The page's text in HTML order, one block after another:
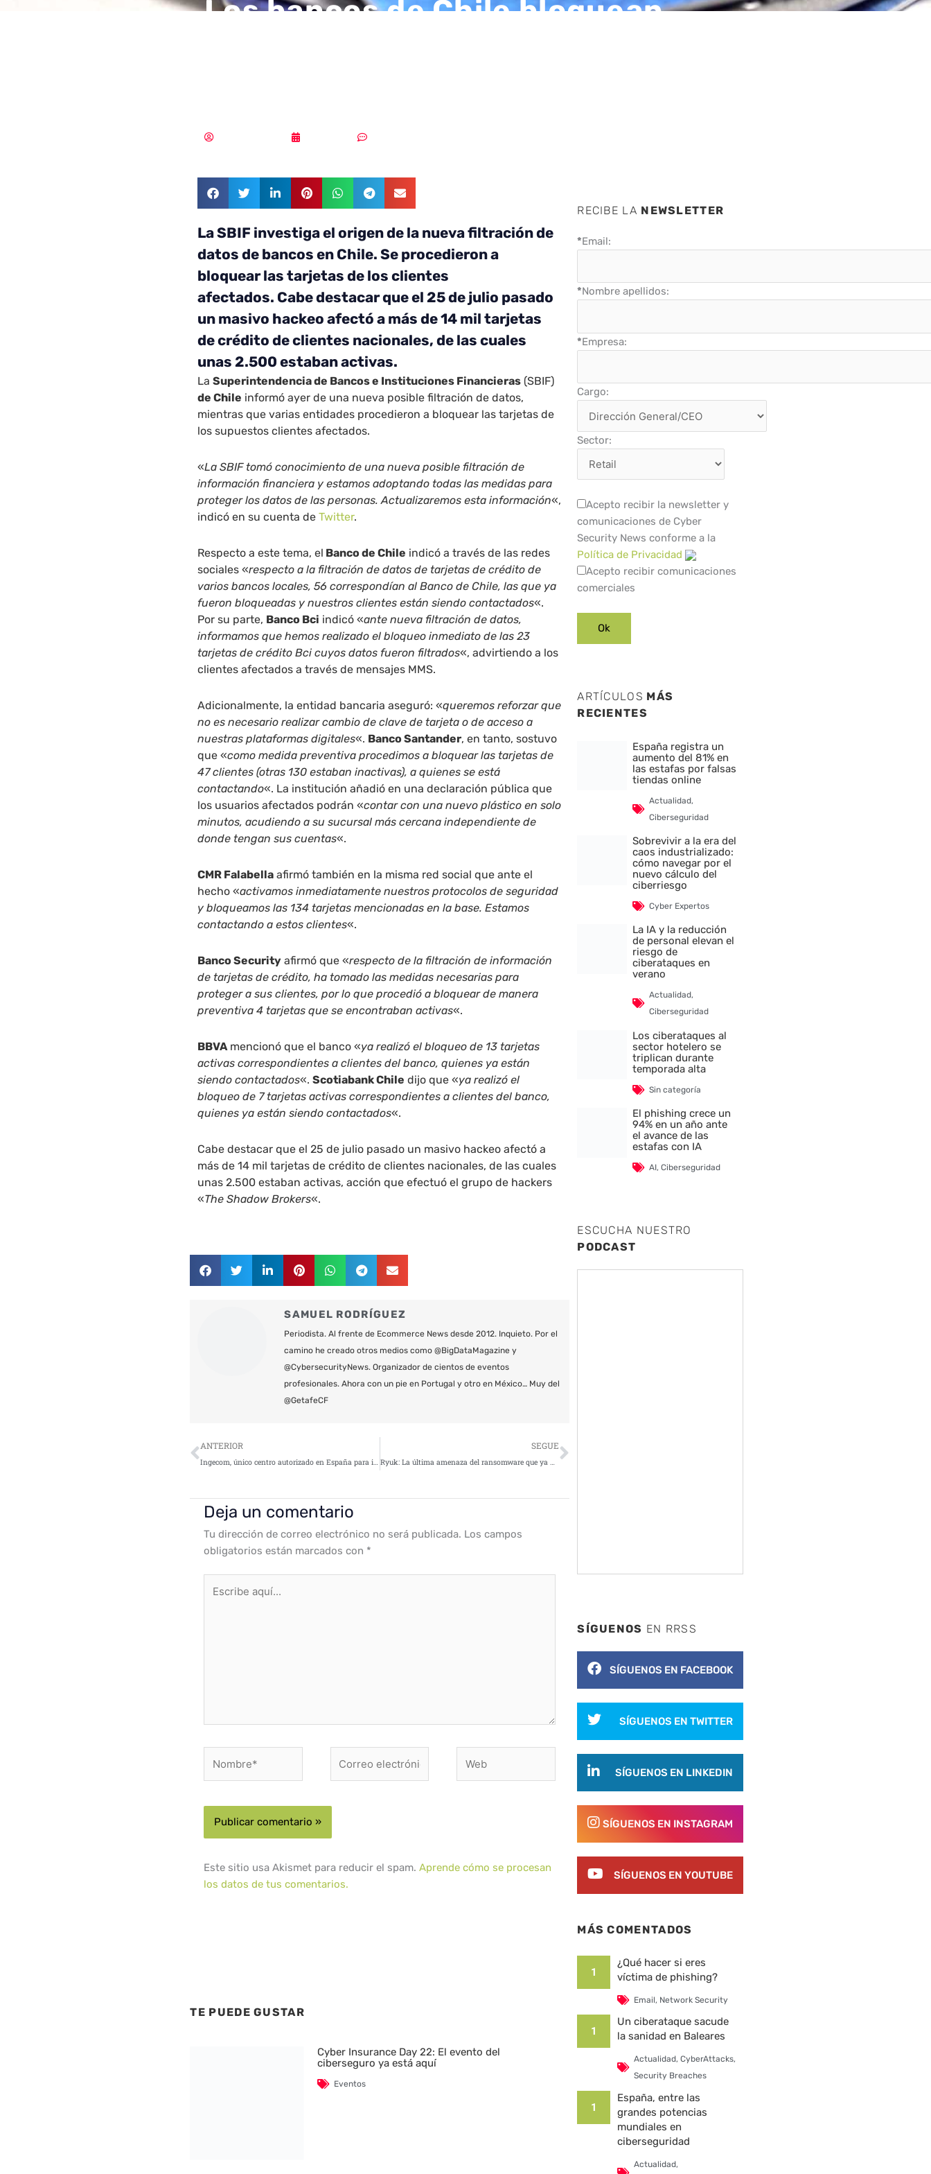
Los bancos de Chile bloquean
La SBIF investiga el origen de la nueva filtración de
datos de bancos en Chile. Se procedieron a
bloquear las tarjetas de los clientes
afectados. Cabe destacar que el 25 de julio pasado
un masivo hackeo afectó a más de 14 mil tarjetas
de crédito de clientes nacionales, de las cuales
unas 2.500 estaban activas.
LaSuperintendencia de Bancos e Instituciones Financieras (SBIF)
de Chile informó ayer de una nueva posible filtración de datos,
mientras que varias entidades procedieron a bloquear las tarjetas de
los supuestos clientes afectados.
«La SBIF tomó conocimiento de una nueva posible filtración de
información financiera y estamos adoptando todas las medidas para
proteger los datos de las personas. Actualizaremos esta información«,
indicó en su cuenta deTwitter.
Respecto a este tema, el Banco de Chile indicó a través de las redes
sociales «respecto a la filtración de datos de tarjetas de crédito de
varios bancos locales, 56 correspondían al Banco de Chile, las que ya
fueron bloqueadas y nuestros clientes están siendo contactados«.
Por su parte, Banco Bci indicó «ante nueva filtración de datos,
informamos que hemos realizado el bloqueo inmediato de las 23
tarjetas de crédito Bci cuyos datos fueron filtrados«, advirtiendo a los
clientes afectados a través de mensajes MMS.
Adicionalmente, la entidad bancaria aseguró: «queremos reforzar que
no es necesario realizar cambio de clave de tarjeta o de acceso a
nuestras plataformas digitales«. Banco Santander, en tanto, sostuvo
que «como medida preventiva procedimos a bloquear las tarjetas de
47 clientes (otras 130 estaban inactivas), a quienes se está
contactando«. La institución añadió en una declaración pública que
los usuarios afectados podrán «contar con una nuevo plástico en solo
minutos, acudiendo a su sucursal más cercana independiente de
donde tengan sus cuentas«.
CMR Falabella afirmó también en la misma red social que ante el
hecho «activamos inmediatamente nuestros protocolos de seguridad
y bloqueamos las 134 tarjetas mencionadas en la base. Estamos
contactando a estos clientes«.
Banco Security afirmó que «respecto de la filtración de información
de tarjetas de crédito, ha tomado las medidas necesarias para
proteger a sus clientes, por lo que procedió a bloquear de manera
preventiva 4 tarjetas que se encontraban activas«.
BBVA mencionó que el banco «ya realizó el bloqueo de 13 tarjetas
activas correspondientes a clientes del banco, quienes ya están
siendo contactados«.Scotiabank Chile dijo que «ya realizó el
bloqueo de 7 tarjetas activas correspondientes a clientes del banco,
quienes ya están siendo contactados«.
Cabe destacar que el 25 de julio pasado un masivo hackeo afectó a
más de 14 mil tarjetas de crédito de clientes nacionales, de las cuales
unas 2.500 estaban activas, acción que efectuó el grupo de hackers
«The Shadow Brokers«.
SAMUEL RODRÍGUEZ
Periodista. Al frente de Ecommerce News desde 2012. Inquieto. Por el
camino he creado otros medios como @BigDataMagazine y
@CybersecurityNews. Organizador de cientos de eventos
profesionales. Ahora con un pie en Portugal y otro en México… Muy del
@GetafeCF
Ant
ANTERIOR
Ingecom, único centro autorizado en España para impartir cursos oficiales de Rapid7
SEGUE
Ryuk: La última amenaza del ransomware que ya ha recibido 640.000 dólares en rescates
Siguiente
Deja un comentario
Tu dirección de correo electrónico no será publicada. Los campos
obligatorios están marcados con *
aquí...
electrónico*
Este sitio usa Akismet para reducir el spam.Aprende cómo se procesan
los datos de tus comentarios.
TE PUEDE GUSTAR
Cyber Insurance Day 22: El evento del
ciberseguro ya está aquí
Eventos
RECIBE LA NEWSLETTER
*Email:
*Nombre apellidos:
*Empresa:
Cargo:
Sector:
Acepto recibir la newsletter y
comunicaciones de Cyber
Security News conforme a la
Política de Privacidad
Acepto recibir comunicaciones
comerciales
ARTÍCULOS MÁS
RECIENTES
España registra un
aumento del 81% en
las estafas por falsas
tiendas online
Actualidad,
Ciberseguridad
Sobrevivir a la era del
caos industrializado:
cómo navegar por el
nuevo cálculo del
ciberriesgo
Cyber Expertos
La IA y la reducción
de personal elevan el
riesgo de
ciberataques en
verano
Actualidad,
Ciberseguridad
Los ciberataques al
sector hotelero se
triplican durante
temporada alta
Sin categoría
El phishing crece un
94% en un año ante
el avance de las
estafas con IA
AI,Ciberseguridad
ESCUCHA NUESTRO
PODCAST
SÍGUENOS EN RRSS
SÍGUENOS EN FACEBOOK
SÍGUENOS EN TWITTER
SÍGUENOS EN LINKEDIN
SÍGUENOS EN INSTAGRAM
SÍGUENOS EN YOUTUBE
MÁS COMENTADOS
1
¿Qué hacer si eres
víctima de phishing?
Email, Network Security
1
Un ciberataque sacude
la sanidad en Baleares
Actualidad, CyberAttacks,
Security Breaches
1
España, entre las
grandes potencias
mundiales en
ciberseguridad
Actualidad,